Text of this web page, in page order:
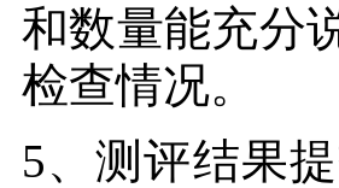
和数量能充分
检查情况。
5、测评结果